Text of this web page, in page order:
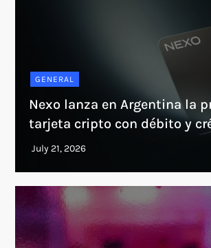
GENERAL
Nexo lanza en Argentina la
tarjeta cripto con débito y